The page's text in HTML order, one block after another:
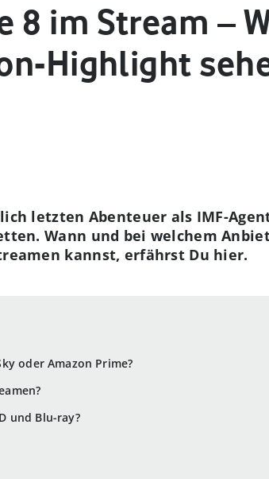
im Stream –
Highlight
oder Amazon Prime?
und Blu-ray?
letzten Abenteuer als IMF-
Wann und bei welchem
kannst, erfährst Du hier.